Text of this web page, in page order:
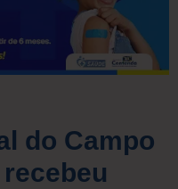
do Campo